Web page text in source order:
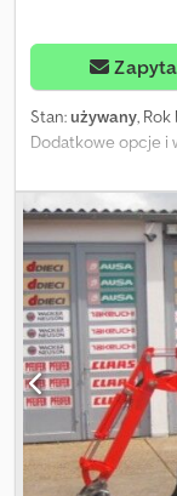
Stan:używany,
Dodatkowe opcje i
Djdpfxezibpvj
podsiębierna =
Masa własna: 2
się z Geertem